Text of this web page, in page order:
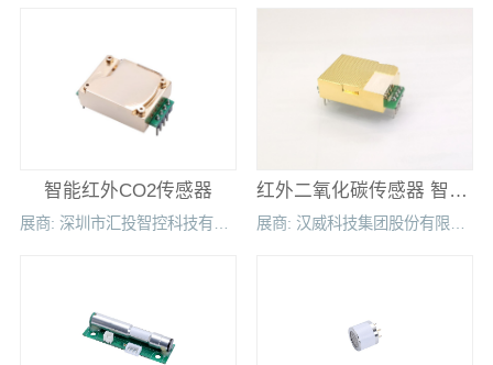
智能红外CO2传感器
展商: 深圳市汇投智控科技有限公司
红外二氧化碳传感器 智能家居检测仪用CO2监测MH-Z19C